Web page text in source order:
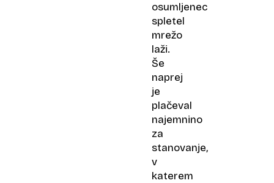
osumljenec
spletel
mrežo
laži.
Še
naprej
je
plačeval
najemnino
za
stanovanje,
v
katerem